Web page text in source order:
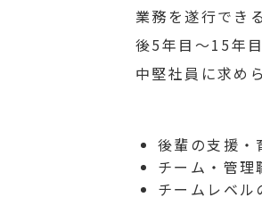
業務を遂行でき
後5年目〜15年
中堅社員に求め
後輩の支援・
チーム・管理
チームレベル